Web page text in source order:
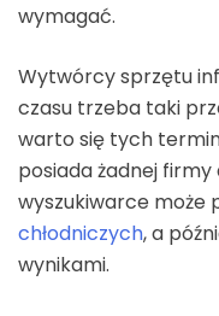
wymagać.
Wytwórcy sprzętu
czasu trzeba taki
warto się tych
posiada żadnej
wyszukiwarce może
chłodniczych, a
wynikami.